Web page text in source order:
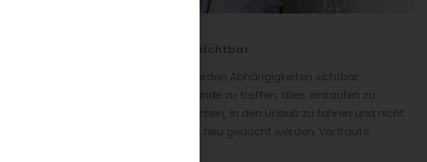
Aftermarket werden deutlich sichtbar
Erst in der Krise werden Abhängigkeiten sichtbar.
Sich frei zu bewegen, Freunde zu treffen, alles einkaufen zu
zu bringen, Veranstaltungen zu besuchen, in den Urlaub zu fahren und nicht
zu werden. Vieles muss plötzlich neu gedacht werden. Vertraute